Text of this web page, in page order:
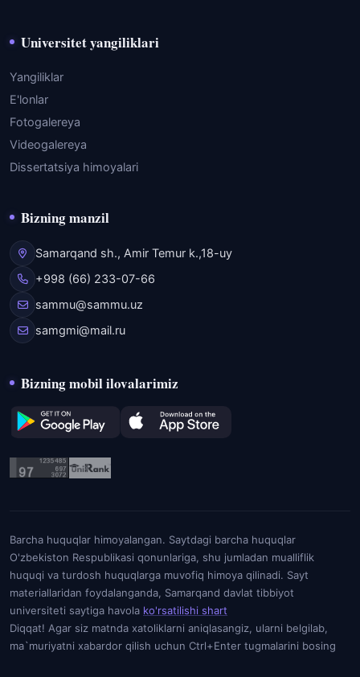
Universitet yangiliklari
Yangiliklar
E'lonlar
Fotogalereya
Videogalereya
Dissertatsiya himoyalari
Bizning manzil
Samarqand sh., Amir Temur k.,18-uy
+998 (66) 233-07-66
sammu@sammu.uz
samgmi@mail.ru
Bizning mobil ilovalarimiz
Barcha huquqlar himoyalangan. Saytdagi barcha huquqlar
O'zbekiston Respublikasi qonunlariga, shu jumladan mualliflik
huquqi va turdosh huquqlarga muvofiq himoya qilinadi. Sayt
materiallaridan foydalanganda, Samarqand davlat tibbiyot
universiteti saytiga havola ko'rsatilishi shart
Diqqat! Agar siz matnda xatoliklarni aniqlasangiz, ularni belgilab,
ma`muriyatni xabardor qilish uchun Ctrl+Enter tugmalarini bosing